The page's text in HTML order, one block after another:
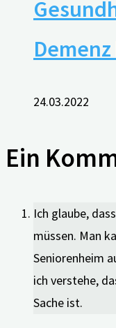
24.03.2022
Ein
Ich glaube,
müssen. Man
Seniorenheim
ich verstehe,
Sache ist.